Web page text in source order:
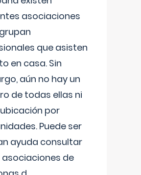
asociaciones
que asisten
en casa. Sin
aún no hay un
de todas ellas ni
por
Puede ser
ayuda consultar
asociaciones de